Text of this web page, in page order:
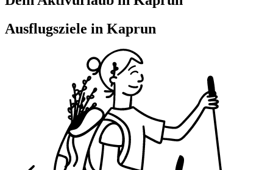
Ausflugsziele in Kaprun